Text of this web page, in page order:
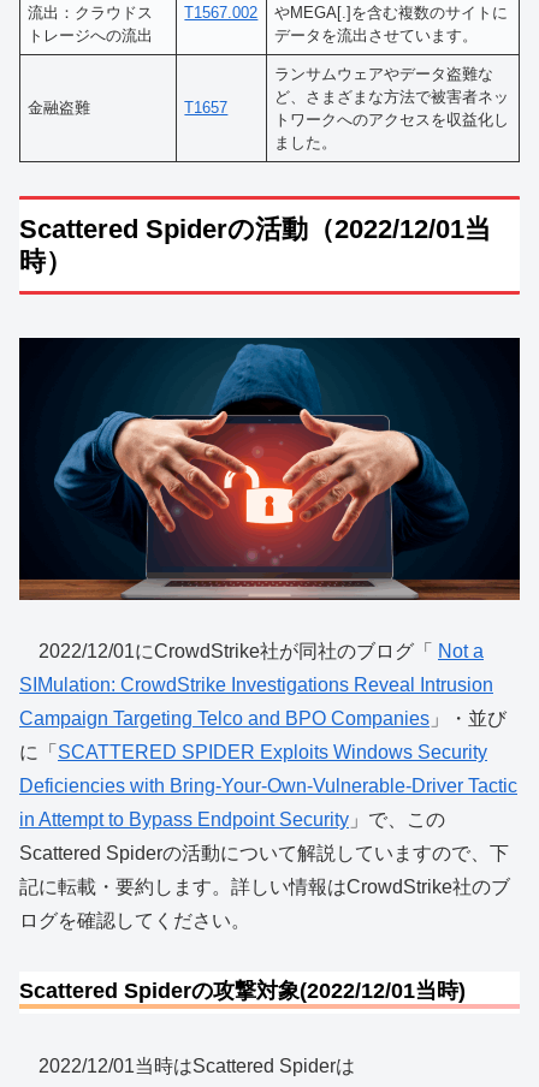
流出：クラウドス
トレージへの流出
T1567.002
やMEGA[.]を含む複数のサイトに
データを流出させています。
金融盗難 T1657
ランサムウェアやデータ盗難な
ど、さまざまな方法で被害者ネッ
トワークへのアクセスを収益化し
ました。
Scattered Spiderの活動（2022/12/01当
時）
2022/12/01にCrowdStrike社が同社のブログ「
Not a
SIMulation: CrowdStrike Investigations Reveal Intrusion
Campaign Targeting Telco and BPO Companies 」・並び
に「 SCATTERED SPIDER Exploits Windows Security
Deficiencies with Bring-Your-Own-Vulnerable-Driver Tactic
in Attempt to Bypass Endpoint Security 」で、この
Scattered Spiderの活動について解説していますので、下
記に転載・要約します。詳しい情報はCrowdStrike社のブ
ログを確認してください。
Scattered Spiderの攻撃対象(2022/12/01当時)
2022/12/01当時はScattered Spiderは